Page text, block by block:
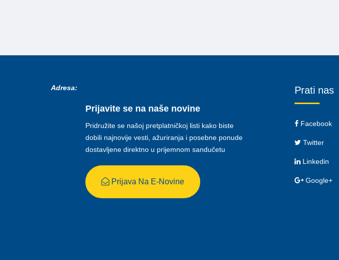
Adresa:
Prijavite se na naše novine
Pridružite se našoj pretplatničkoj listi kako biste
dobili najnovije vesti, ažuriranja i posebne ponude
dostavljene direktno u prijemnom sandučetu
Prijava Na E-Novine
Prati nas
Facebook
Twitter
Linkedin
Google+